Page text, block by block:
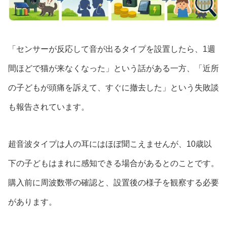
「センサーが反応して音が出るタイプを設置したら、1週
間ほどで猫が来なくなった」という話がある一方、「近所
の子どもが頭痛を訴えて、すぐに撤去した」という失敗談
も報告されています。
超音波タイプは人の耳にはほぼ聞こえませんが、10歳以
下の子どもはまれに感知できる場合があるとのことです。
購入前に周波数帯の確認と、設置後の様子を観察する必要
があります。